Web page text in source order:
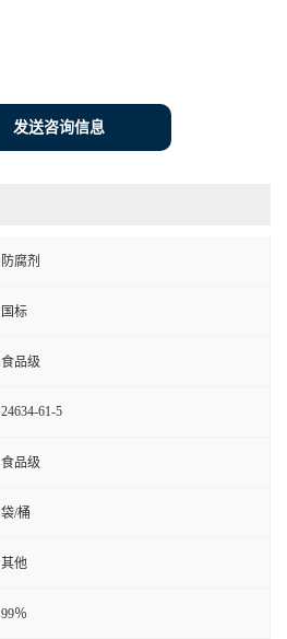
发送咨询信息
防腐剂
国标
食品级
24634-61-5
食品级
袋/桶
其他
99％